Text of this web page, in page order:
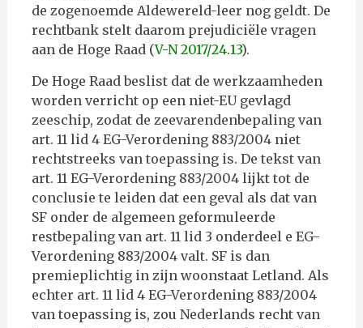
de zogenoemde Aldewereld-leer nog geldt. De
rechtbank stelt daarom prejudiciële vragen
aan de Hoge Raad (V-N 2017/24.13).
De Hoge Raad beslist dat de werkzaamheden
worden verricht op een niet-EU gevlagd
zeeschip, zodat de zeevarendenbepaling van
art. 11 lid 4 EG-Verordening 883/2004 niet
rechtstreeks van toepassing is. De tekst van
art. 11 EG-Verordening 883/2004 lijkt tot de
conclusie te leiden dat een geval als dat van
SF onder de algemeen geformuleerde
restbepaling van art. 11 lid 3 onderdeel e EG-
Verordening 883/2004 valt. SF is dan
premieplichtig in zijn woonstaat Letland. Als
echter art. 11 lid 4 EG-Verordening 883/2004
van toepassing is, zou Nederlands recht van